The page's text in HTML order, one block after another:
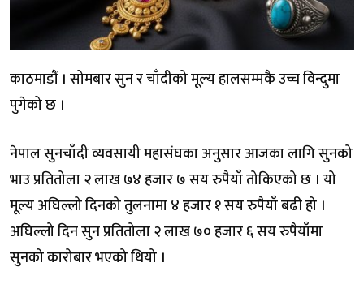
काठमाडौं । सोमबार सुन र चाँदीको मूल्य हालसम्मकै उच्च विन्दुमा
पुगेको छ ।
नेपाल सुनचाँदी व्यवसायी महासंघका अनुसार आजका लागि सुनको
भाउ प्रतितोला २ लाख ७४ हजार ७ सय रुपैयाँ तोकिएको छ । यो
मूल्य अघिल्लो दिनको तुलनामा ४ हजार १ सय रुपैयाँ बढी हो ।
अघिल्लो दिन सुन प्रतितोला २ लाख ७० हजार ६ सय रुपैयाँमा
सुनको कारोबार भएको थियो ।